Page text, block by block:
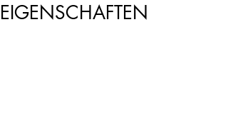
EIGENSCHAFTEN